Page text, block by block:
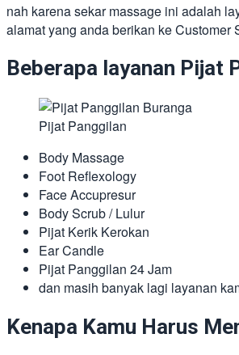
nah karena sekar massage ini adalah
alamat yang anda berikan ke Customer
Beberapa layanan Pijat
Pijat Panggilan
Body Massage
Foot Reflexology
Face Accupresur
Body Scrub / Lulur
Pijat Kerik Kerokan
Ear Candle
Pijat Panggilan 24 Jam
dan masih banyak lagi layanan
Kenapa Kamu Harus